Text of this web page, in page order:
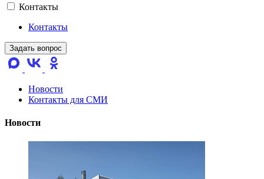
Контакты
Контакты
Задать вопрос
Новости
Контакты для СМИ
Новости